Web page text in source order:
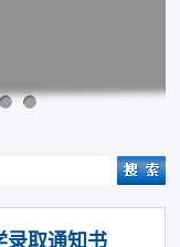
录取通知书